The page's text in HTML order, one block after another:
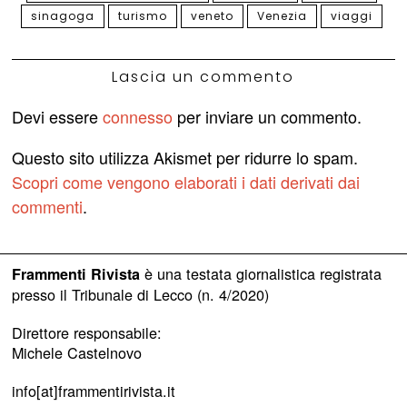
sinagoga
turismo veneto Venezia viaggi
Lascia un commento
Devi essereconnesso per inviare un commento.
Questo sito utilizza Akismet per ridurre lo spam.
Scopri come vengono elaborati i dati derivati dai
commenti.
Frammenti Rivistaè una testata giornalistica registrata
presso il Tribunale di Lecco (n. 4/2020)
Direttore responsabile:
Michele Castelnovo
info[at]frammentirivista.it